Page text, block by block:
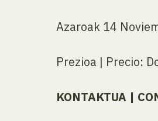
Azaroak 14
Prezioa | Precio:
KONTAKTUA |